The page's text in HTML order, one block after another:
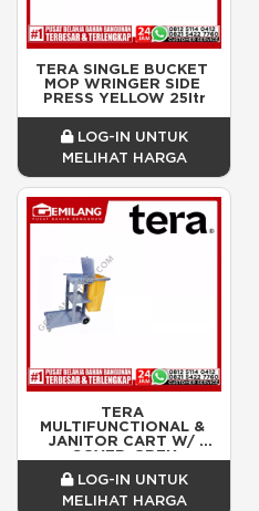
TERA SINGLE BUCKET
MOP WRINGER SIDE
PRESS YELLOW 25ltr
LOG-IN UNTUK
MELIHAT HARGA
TERA
MULTIFUNCTIONAL &
JANITOR CART W/
COVER-GREY
LOG-IN UNTUK
MELIHAT HARGA